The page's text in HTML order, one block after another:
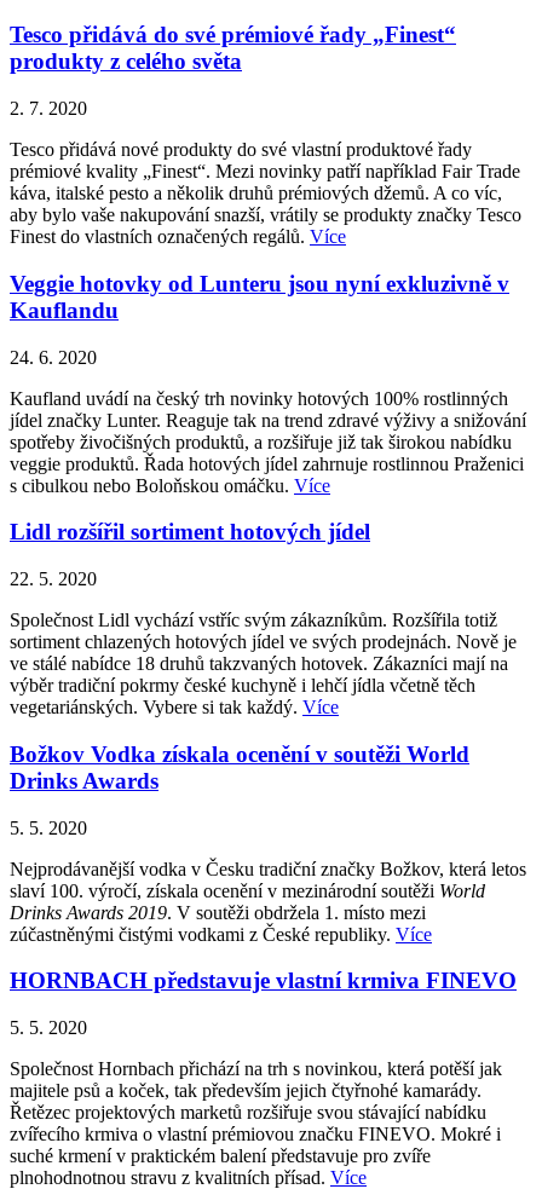
Tesco přidává do své prémiové řady „Finest“
produkty z celého světa
2. 7. 2020
Tesco přidává nové produkty do své vlastní produktové řady
prémiové kvality „Finest“. Mezi novinky patří například Fair Trade
káva, italské pesto a několik druhů prémiových džemů. A co víc,
aby bylo vaše nakupování snazší, vrátily se produkty značky Tesco
Finest do vlastních označených regálů. Více
Veggie hotovky od Lunteru jsou nyní exkluzivně v
Kauflandu
24. 6. 2020
Kaufland uvádí na český trh novinky hotových 100% rostlinných
jídel značky Lunter. Reaguje tak na trend zdravé výživy a snižování
spotřeby živočišných produktů, a rozšiřuje již tak širokou nabídku
veggie produktů. Řada hotových jídel zahrnuje rostlinnou Praženici
s cibulkou nebo Boloňskou omáčku. Více
Lidl rozšířil sortiment hotových jídel
22. 5. 2020
Společnost Lidl vychází vstříc svým zákazníkům. Rozšířila totiž
sortiment chlazených hotových jídel ve svých prodejnách. Nově je
ve stálé nabídce 18 druhů takzvaných hotovek. Zákazníci mají na
výběr tradiční pokrmy české kuchyně i lehčí jídla včetně těch
vegetariánských. Vybere si tak každý. Více
Božkov Vodka získala ocenění v soutěži World
Drinks Awards
5. 5. 2020
Nejprodávanější vodka v Česku tradiční značky Božkov, která letos
slaví 100. výročí, získala ocenění v mezinárodní soutěži World
Drinks Awards 2019. V soutěži obdržela 1. místo mezi
zúčastněnými čistými vodkami z České republiky. Více
HORNBACH představuje vlastní krmiva FINEVO
5. 5. 2020
Společnost Hornbach přichází na trh s novinkou, která potěší jak
majitele psů a koček, tak především jejich čtyřnohé kamarády.
Řetězec projektových marketů rozšiřuje svou stávající nabídku
zvířecího krmiva o vlastní prémiovou značku FINEVO. Mokré i
suché krmení v praktickém balení představuje pro zvíře
plnohodnotnou stravu z kvalitních přísad. Více